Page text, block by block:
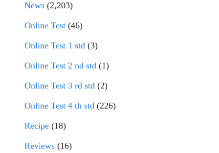
News (2,203)
Online Test (46)
Online Test 1 std (3)
Online Test 2 nd std (1)
Online Test 3 rd std (2)
Online Test 4 th std (226)
Recipe (18)
Reviews (16)